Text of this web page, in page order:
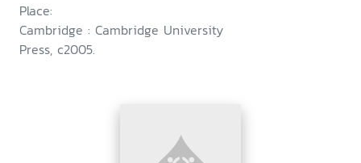
Place:
Cambridge : Cambridge University
Press, c2005.